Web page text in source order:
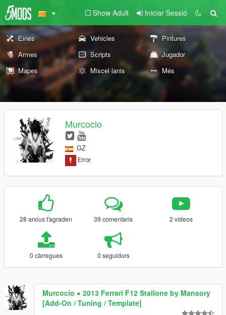
Show Adult Iniciar Sessió
Eines Vehicles
Pintures
Armes
Scripts
Jugador
Mapes
Miscel·lanis Més
Murcocio
GZ
28 arxius t'agraden 39 comentaris 2 vídeos
0 càrregues 0 seguidors
Murcocio » 2013 Ferrari F12 Stallone by Mansory
[Add-On / Tuning / Template]